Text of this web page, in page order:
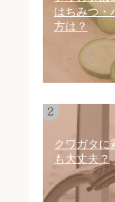
はちみつ・
方は？
クワガタに
も大丈夫？